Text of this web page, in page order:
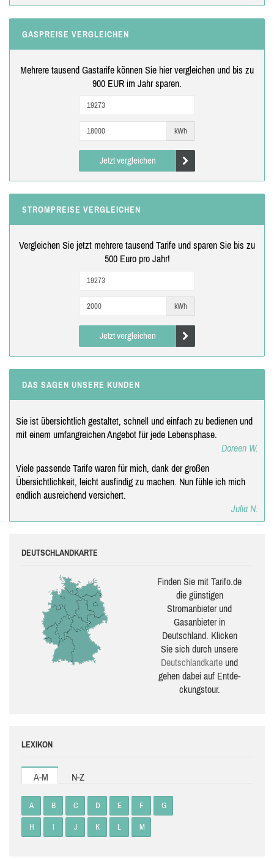
GASPREISE VERGLEICHEN
Mehrere tausend Gastarife können Sie hier vergleichen und bis zu
900 EUR im Jahr sparen.
kWh
Jetzt vergleichen
STROMPREISE VERGLEICHEN
Vergleichen Sie jetzt mehrere tausend Tarife und sparen Sie bis zu
500 Euro pro Jahr!
kWh
Jetzt vergleichen
DAS SAGEN UNSERE KUNDEN
Sie ist übersichtlich gestaltet, schnell und einfach zu bedienen und
mit einem umfangreichen Angebot für jede Lebensphase.
Doreen W.
Viele passende Tarife waren für mich, dank der großen
Übersichtlichkeit, leicht ausfindig zu machen. Nun fühle ich mich
endlich ausreichend versichert.
Julia N.
DEUTSCHLANDKARTE
Finden Sie mit Tarifo.de
die güns­ti­gen
Stromanbieter und
Gasanbieter in
Deutschland. Klicken
Sie sich durch unsere
Deutsch­land­karte und
gehen dabei auf Ent­de­
ckungs­tour.
LEXIKON
A-M N-Z
A B C D E F G
H I J K L M